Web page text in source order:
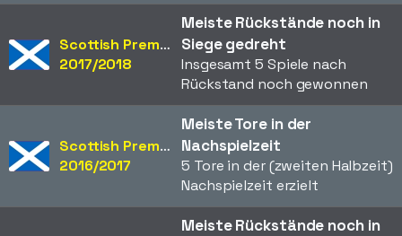
Scottish Premiership
2017/2018
Meiste Rückstände noch in
Siege gedreht
Insgesamt 5 Spiele nach
Rückstand noch gewonnen
Scottish Premiership
2016/2017
Meiste Tore in der
Nachspielzeit
5 Tore in der (zweiten Halbzeit)
Nachspielzeit erzielt
Meiste Rückstände noch in